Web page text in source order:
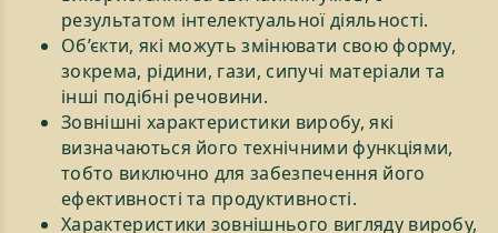
результатом інтелектуальної діяльності.
Об’єкти, які можуть змінювати свою форму,
зокрема, рідини, гази, сипучі матеріали та
інші подібні речовини.
Зовнішні характеристики виробу, які
визначаються його технічними функціями,
тобто виключно для забезпечення його
ефективності та продуктивності.
Характеристики зовнішнього вигляду виробу,